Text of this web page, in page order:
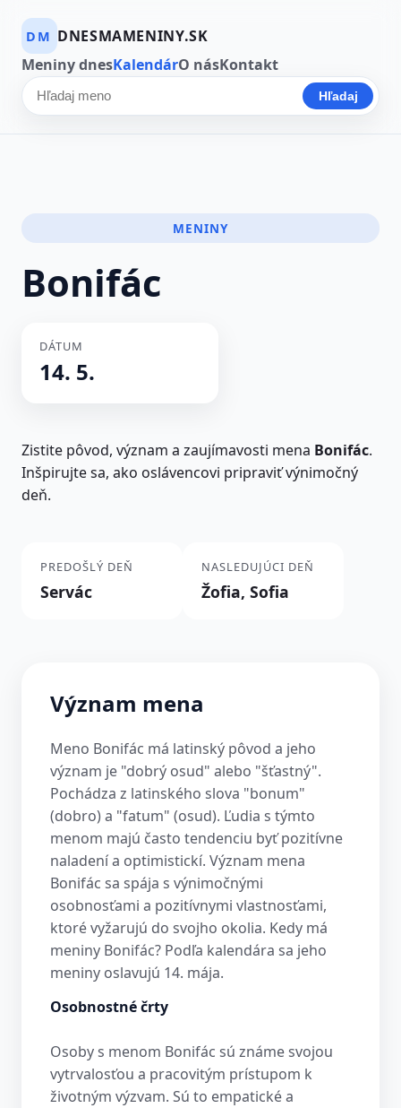
DM DNESMAMENINY.SK
Meniny dnesKalendárO násKontakt
Hľadať meno Hľadaj
MENINY
Bonifác
DÁTUM
14. 5.
Zistite pôvod, význam a zaujímavosti mena Bonifác.
Inšpirujte sa, ako oslávencovi pripraviť výnimočný
deň.
PREDOŠLÝ DEŇ
Servác
NASLEDUJÚCI DEŇ
Žofia, Sofia
Význam mena
Meno Bonifác má latinský pôvod a jeho
význam je "dobrý osud" alebo "šťastný".
Pochádza z latinského slova "bonum"
(dobro) a "fatum" (osud). Ľudia s týmto
menom majú často tendenciu byť pozitívne
naladení a optimistickí. Význam mena
Bonifác sa spája s výnimočnými
osobnosťami a pozitívnymi vlastnosťami,
ktoré vyžarujú do svojho okolia. Kedy má
meniny Bonifác? Podľa kalendára sa jeho
meniny oslavujú 14. mája.
Osobnostné črty
Osoby s menom Bonifác sú známe svojou
vytrvalosťou a pracovitým prístupom k
životným výzvam. Sú to empatické a